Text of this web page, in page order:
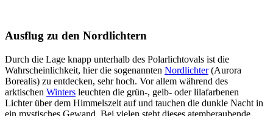
Ausflug zu den Nordlichtern
Durch die Lage knapp unterhalb des Polarlichtovals ist die
Wahrscheinlichkeit, hier die sogenannten Nordlichter(Aurora
Borealis) zu entdecken, sehr hoch. Vor allem während des
arktischen Winters leuchten die grün-, gelb- oder lilafarbenen
Lichter über dem Himmelszelt auf und tauchen die dunkle Nacht in
ein mystisches Gewand. Bei vielen steht dieses atemberaubende